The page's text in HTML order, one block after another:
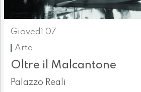
Giovedì 07
Arte
Oltre il Malcantone
Palazzo Reali